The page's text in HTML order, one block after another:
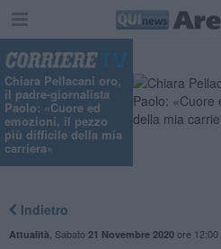
Chiara Pellacani oro,
il padre-giornalista
Paolo: «Cuore ed
emozioni, il pezzo
più difficile della mia
carriera»
Indietro
Attualità Sabato 21 Novembre 2020ore 12:00